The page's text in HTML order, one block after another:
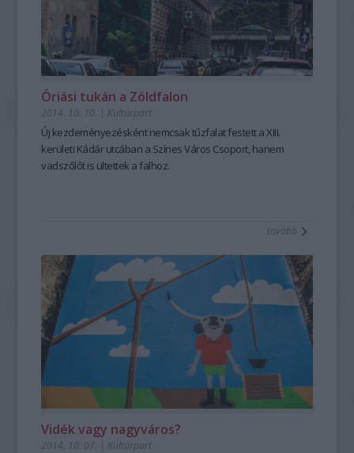
Óriási tukán a Zöldfalon
2014. 10. 10. | Kultúrpart
Új kezdeményezésként nemcsak tűzfalat festett aXIII.
kerületi Kádár utcában a Színes Város Csoport, hanem
vadszőlőt is ültettek a falhoz.
tovább
Vidék vagy nagyváros?
2014. 10. 07. | Kultúrpart